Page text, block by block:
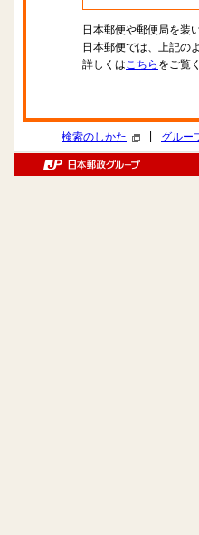
日本郵便や郵便局を装
日本郵便では、上記の
詳しくはこちら をご覧
検索のしかた グルー